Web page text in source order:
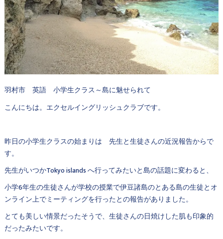
羽村市 英語 小学生クラス～島に魅せられて
こんにちは。エクセルイングリッシュクラブです。
昨日の小学生クラスの始まりは 先生と生徒さんの近況報告からで
す。
先生がいつかTokyo islands へ行ってみたいと島の話題に変わると、
小学6年生の生徒さんが学校の授業で伊豆諸島のとある島の生徒とオ
ンライン上でミーティングを行ったとの報告がありました。
とても美しい情景だったそうで、生徒さんの日焼けした肌も印象的
だったみたいです。